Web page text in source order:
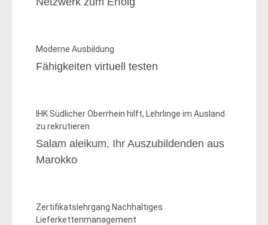
Moderne Ausbildung
Fähigkeiten virtuell testen
IHK Südlicher Oberrhein hilft, Lehrlinge im Ausland
zu rekrutieren
Salam aleikum, Ihr Auszubildenden aus
Marokko
Zertifikatslehrgang Nachhaltiges
Lieferkettenmanagement